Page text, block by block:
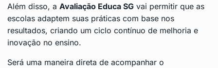
Além disso, a Avaliação Educa SG vai permitir que as
escolas adaptem suas práticas com base nos
resultados, criando um ciclo contínuo de melhoria e
inovação no ensino.
Será uma maneira direta de acompanhar o